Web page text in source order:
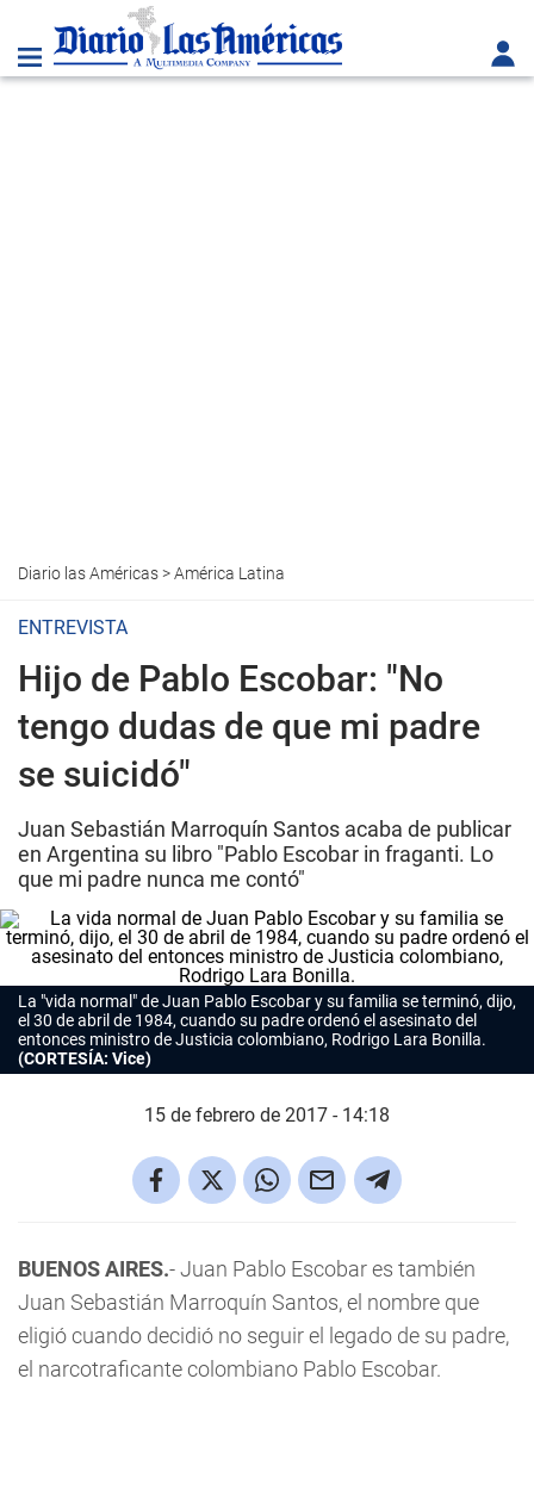
Diario las Américas>América Latina
ENTREVISTA
Hijo de Pablo Escobar: "No
tengo dudas de que mi padre
se suicidó"
Juan Sebastián Marroquín Santos acaba de publicar
en Argentina su libro "Pablo Escobar in fraganti. Lo
que mi padre nunca me contó"
La "vida normal" de Juan Pablo Escobar y su familia se terminó, dijo,
el 30 de abril de 1984, cuando su padre ordenó el asesinato del
entonces ministro de Justicia colombiano, Rodrigo Lara Bonilla.
(CORTESÍA: Vice)
15 de febrero de 2017 - 14:18
BUENOS AIRES.- Juan Pablo Escobar es también
Juan Sebastián Marroquín Santos, el nombre que
eligió cuando decidió no seguir el legado de su padre,
el narcotraficante colombiano Pablo Escobar.